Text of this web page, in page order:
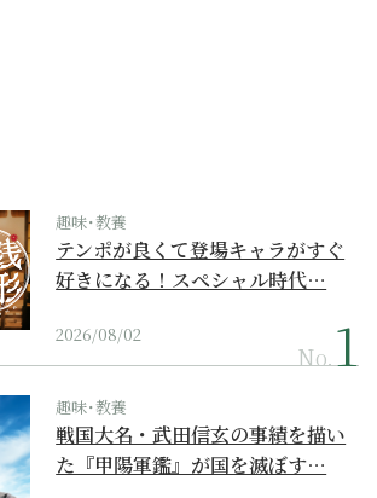
趣味･教養
テンポが良くて登場キャラがすぐ
好きになる！スペシャル時代…
2026/08/02
No.
趣味･教養
戦国大名・武田信玄の事績を描い
た『甲陽軍鑑』が国を滅ぼす…